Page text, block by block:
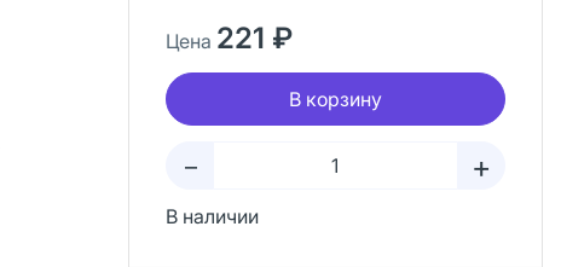
Цена 221 ₽
В корзину
– +
В наличии